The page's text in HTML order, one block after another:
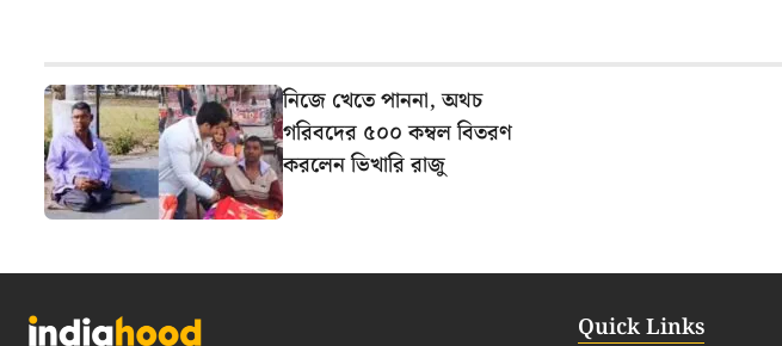
নিজে খেতে পাননা, অথচ
গরিবদের ৫০০ কম্বল বিতরণ
করলেন ভিখারি রাজু
Quick Links